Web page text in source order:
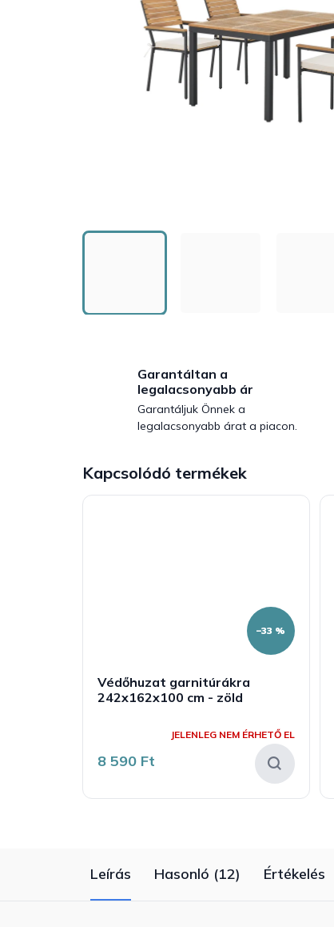
Garantáltan a
legalacsonyabb ár
Garantáljuk Önnek a
legalacsonyabb árat a piacon.
Kapcsolódó termékek
–33 %
Védőhuzat garnitúrákra
242x162x100 cm - zöld
értékelése
5-
5,0
JELENLEG NEM ÉRHETŐ EL
8 590 Ft
Leírás Hasonló (12) Értékelés